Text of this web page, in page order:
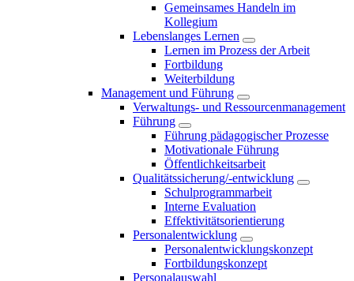
Gemeinsames Handeln im
Kollegium
Lebenslanges Lernen
Lernen im Prozess der Arbeit
Fortbildung
Weiterbildung
Management und Führung
Verwaltungs- und Ressourcenmanagement
Führung
Führung pädagogischer Prozesse
Motivationale Führung
Öffentlichkeitsarbeit
Qualitätssicherung/-entwicklung
Schulprogrammarbeit
Interne Evaluation
Effektivitätsorientierung
Personalentwicklung
Personalentwicklungskonzept
Fortbildungskonzept
Personalauswahl